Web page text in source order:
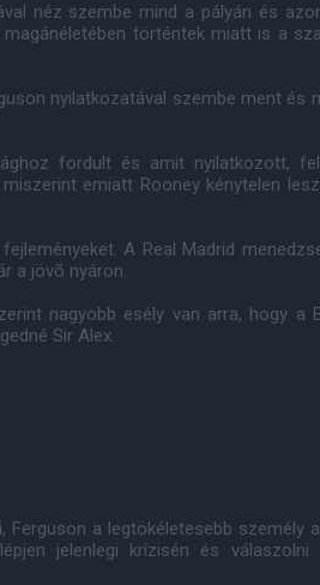
néz szembe mind a pályán és
történtek miatt is a
nyilatkozatával szembe ment és
fordult és amit nyilatkozott,
emiatt Rooney kénytelen
A Real Madrid
a jövõ nyáron.
nagyobb esély van arra, hogy a
Sir Alex.
Ferguson a legtökéletesebb személy
jelenlegi krízisén és válaszolni